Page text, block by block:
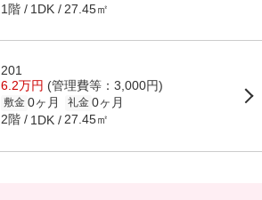
1階 1DK 27.45㎡
201
6.2万円 (管理費等：3,000円)
敷金 0ヶ月 礼金 0ヶ月
2階 1DK 27.45㎡